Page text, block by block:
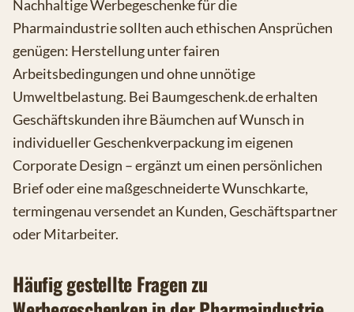
Nachhaltige Werbegeschenke für die
Pharmaindustrie sollten auch ethischen Ansprüchen
genügen: Herstellung unter fairen
Arbeitsbedingungen und ohne unnötige
Umweltbelastung. Bei Baumgeschenk.de erhalten
Geschäftskunden ihre Bäumchen auf Wunsch in
individueller Geschenkverpackung im eigenen
Corporate Design – ergänzt um einen persönlichen
Brief oder eine maßgeschneiderte Wunschkarte,
termingenau versendet an Kunden, Geschäftspartner
oder Mitarbeiter.
Häufig gestellte Fragen zu